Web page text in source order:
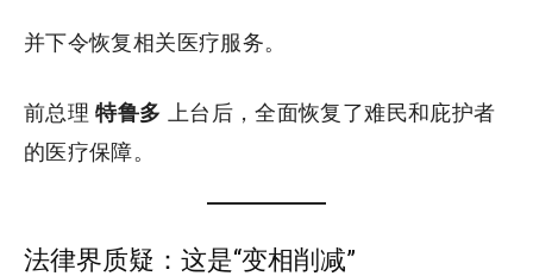
并下令恢复相关医疗服务。
前总理特鲁多 上台后，全面恢复了难民和庇护者
的医疗保障。
法律界质疑：这是“变相削减”